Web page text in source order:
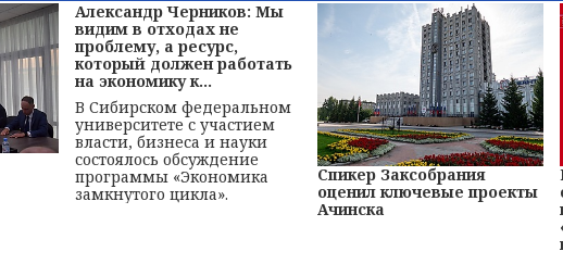
Александр Черников: Мы
видим в отходах не
проблему, а ресурс,
который должен работать
на экономику к...
В Сибирском федеральном
университете с участием
власти, бизнеса и науки
состоялось обсуждение
программы «Экономика
замкнутого цикла».
Спикер Заксобрания
оценил ключевые проекты
Ачинска